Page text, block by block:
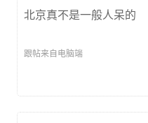
北京真不是一般人呆的
跟帖来自电脑端